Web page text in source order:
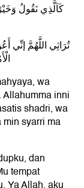
كَاَلَّذِي نَقُولُ
تُرَاثِي اللَّهُمَّ
wa
inni
shadri, wa
syarri ma
dan
tempat
Ya Allah, aku